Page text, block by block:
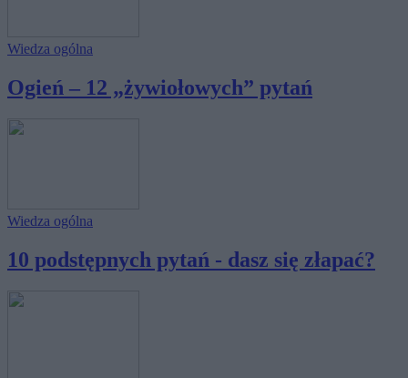
Wiedza ogólna
Ogień – 12 „żywiołowych” pytań
Wiedza ogólna
10 podstępnych pytań - dasz się złapać?